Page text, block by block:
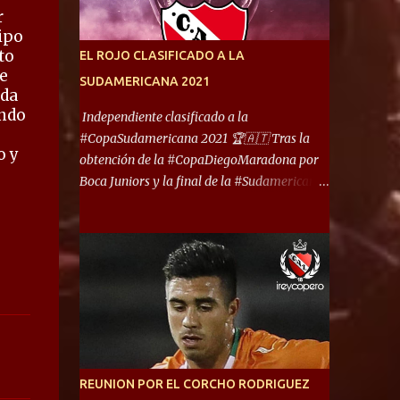
y
ello son protagonistas de un clásico de los
transitó por la primera división del fútbol
local durante muchos años. Dock Sud es otro
de los que comparten esas tierras, aunque el
foco de atención es la convivencia
Independiente - Racing. “No encuentro, más
reúna tantos logros deportivos, tantos
clubes y tanta gente en este deporte”,
afirmó Facundo Moyano. “Creo que
EL ROJO CLASIFICADO A LA
SUDAMERICANA 2021
Independiente clasificado a la
#CopaSudamericana 2021 🏆🇦🇹 Tras la
obtención de la #CopaDiegoMaradona por
Boca Juniors y la final de la #Sudamericana
Defensa y Justicia o Lanús, dadas estás dos
condiciones el Rey de Copas se clasifica a la
Copa Sudamericana de este 2021. En este
año, la Sudamericana sufrirá modificaciones
en su formato, que iniciará en fase de grupos
con 6 partidos, de los cuales sólo los
primeros de cada grupo jugarán los 8vos.
REUNION POR EL CORCHO RODRIGUEZ